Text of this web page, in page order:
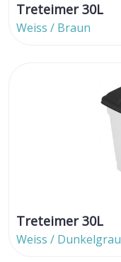
Treteimer 30L
Weiss / Braun
Treteimer 30L
Weiss / Dunkelgrau